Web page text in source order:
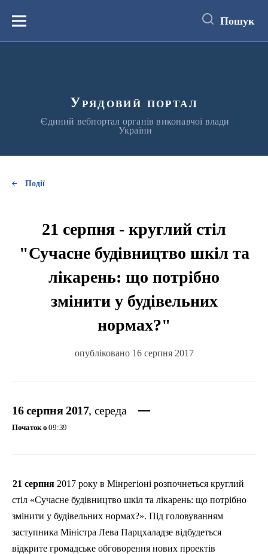
вмістуМеню Пошук
Урядовий портал
Єдиний вебпортал органів виконавчої влади
України
Події
21 серпня - круглий стіл
"Сучасне будівництво шкіл та
лікарень: що потрібно
змінити у будівельних
нормах?"
опубліковано 16 серпня 2017
16 серпня 2017, середа
Початок о 09:39
21 серпня 2017 року в Мінрегіоні розпочнеться круглий
стіл «Сучасне будівництво шкіл та лікарень: що потрібно
змінити у будівельних нормах?». Під головуванням
заступника Міністра Лева Парцхаладзе відбудеться
відкрите громадське обговорення нових проектів